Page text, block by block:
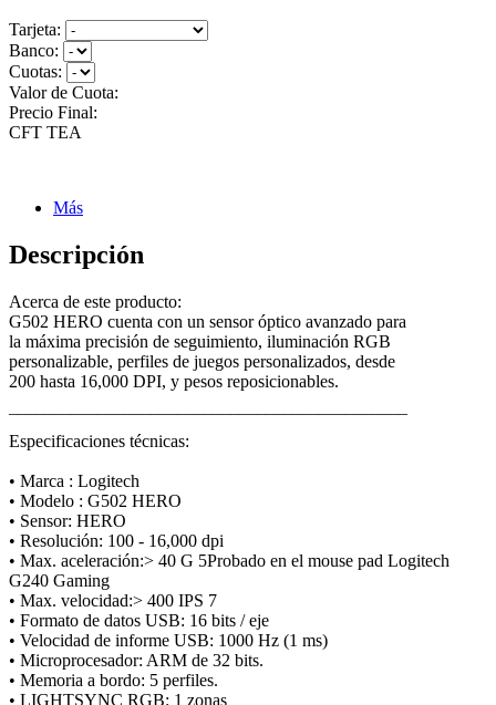
Tarjeta:
Banco:
Cuotas:
Valor de Cuota:
Precio Final:
CFT TEA
Más
Descripción
Acerca de este producto:
G502 HERO cuenta con un sensor óptico avanzado para
la máxima precisión de seguimiento, iluminación RGB
personalizable, perfiles de juegos personalizados, desde
200 hasta 16,000 DPI, y pesos reposicionables.
¯¯¯¯¯¯¯¯¯¯¯¯¯¯¯¯¯¯¯¯¯¯¯¯¯¯¯¯¯¯¯¯¯¯¯¯¯¯¯¯¯¯¯¯¯
Especificaciones técnicas:
• Marca : Logitech
• Modelo : G502 HERO
• Sensor: HERO
• Resolución: 100 - 16,000 dpi
• Max. aceleración:> 40 G 5Probado en el mouse pad Logitech
G240 Gaming
• Max. velocidad:> 400 IPS 7
• Formato de datos USB: 16 bits / eje
• Velocidad de informe USB: 1000 Hz (1 ms)
• Microprocesador: ARM de 32 bits.
• Memoria a bordo: 5 perfiles.
• LIGHTSYNC RGB: 1 zonas